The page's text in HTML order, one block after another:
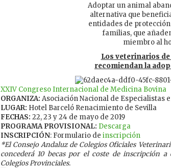
Adoptar un animal
alternativa que
entidades de
familias, que
miembro al
Los veterinarios de
recomiendan la
XXIV Congreso Internacional de Medicina Bovina
ORGANIZA: Asociación Nacional de Especialistas
LUGAR: Hotel Barceló Renacimiento de Sevilla
FECHAS: 22, 23 y 24 de mayo de 2019
PROGRAMA PROVISIONAL: Descarga
INSCRIPCIÓN: Formulario de inscripción
*El Consejo Andaluz de Colegios Oficiales
concederá 10 becas por el coste de inscripción a
Colegios Provinciales.